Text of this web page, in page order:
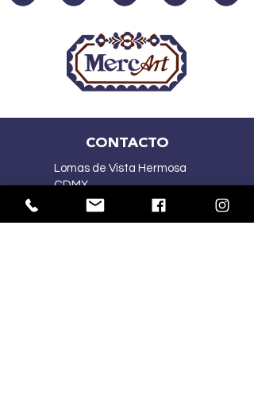
CONTACTO
Lomas de Vista Hermosa
CDMX
(55) 2167 5015